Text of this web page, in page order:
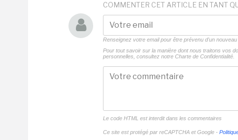
COMMENTER CET ARTICLE EN TANT
Renseignez votre email pour être prévenu d'un
Pour tout savoir sur la manière dont nous traitons vos
personnelles, consultez notre Charte de Confidentialité.
Le code HTML est interdit dans les commentaires
Ce site est protégé par reCAPTCHA et Google -